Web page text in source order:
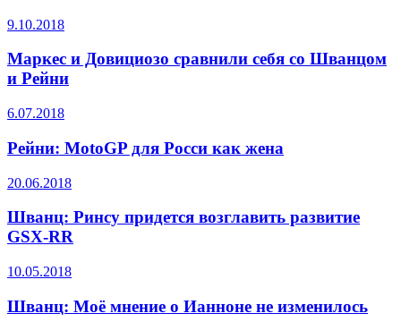
9.10.2018
Маркес и Довициозо сравнили себя со Шванцом
и Рейни
6.07.2018
Рейни: MotoGP для Росси как жена
20.06.2018
Шванц: Ринсу придется возглавить развитие
GSX-RR
10.05.2018
Шванц: Моё мнение о Ианноне не изменилось